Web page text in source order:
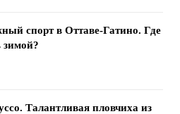
спорт в Оттаве-Гатино. Где
зимой?
Талантливая пловчиха из